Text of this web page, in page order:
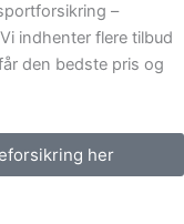
–
indhenter flere tilbud
den bedste pris og
her